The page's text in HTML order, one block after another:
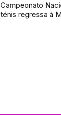
Campeonato
ténis regressa à